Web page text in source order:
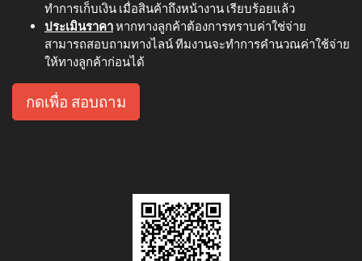
ทำการเก็บเงิน เมื่อสินค้าถึงหน้างาน เรียบร้อยแล้ว
ประเมินราคาหากทางลูกค้าต้องการทราบค่าใช่จ่าย
สามารถสอบถามทางไลน์ ทีมงานจะทำการคำนวณค่าใช้จ่าย
ให้ทางลูกค้าก่อนได้
กดเพื่อ สอบถาม